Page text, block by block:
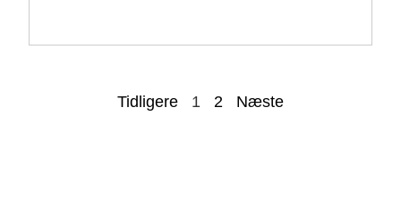
Tidligere 1 2 Næste